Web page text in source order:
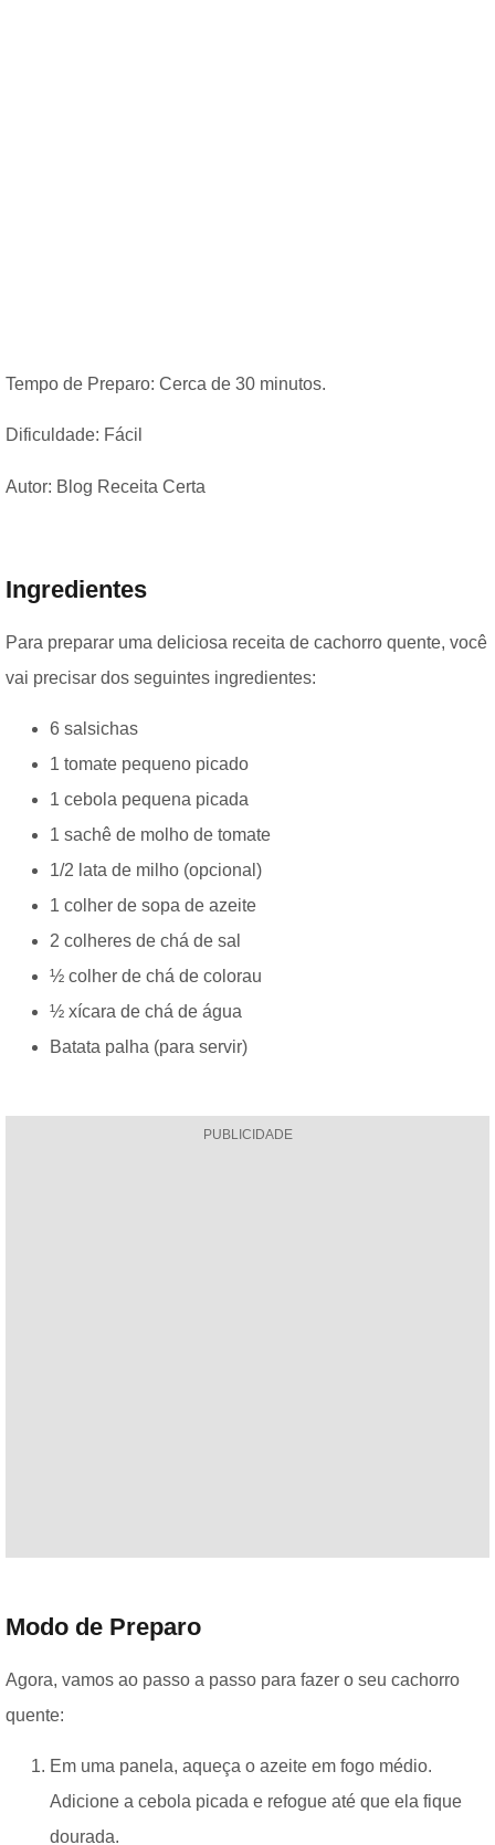
Tempo de Preparo: Cerca de 30 minutos.
Dificuldade: Fácil
Autor: Blog Receita Certa
Ingredientes
Para preparar uma deliciosa receita de cachorro quente, você
vai precisar dos seguintes ingredientes:
6 salsichas
1 tomate pequeno picado
1 cebola pequena picada
1 sachê de molho de tomate
1/2 lata de milho (opcional)
1 colher de sopa de azeite
2 colheres de chá de sal
½ colher de chá de colorau
½ xícara de chá de água
Batata palha (para servir)
PUBLICIDADE
Modo de Preparo
Agora, vamos ao passo a passo para fazer o seu cachorro
quente:
Em uma panela, aqueça o azeite em fogo médio.
Adicione a cebola picada e refogue até que ela fique
dourada.